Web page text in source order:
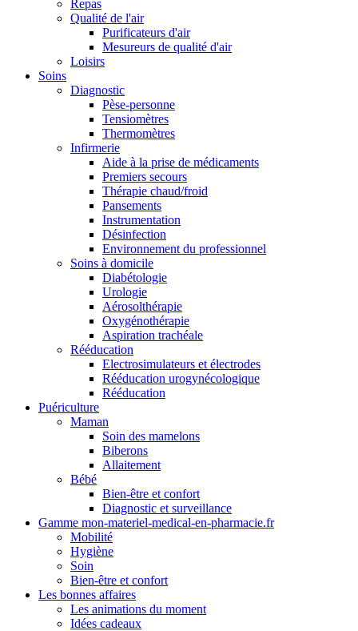
Repas
Qualité de l'air
Purificateurs d'air
Mesureurs de qualité d'air
Loisirs
Soins
Diagnostic
Pèse-personne
Tensiomètres
Thermomètres
Infirmerie
Aide à la prise de médicaments
Premiers secours
Thérapie chaud/froid
Pansements
Instrumentation
Désinfection
Environnement du professionnel
Soins à domicile
Diabétologie
Urologie
Aérosolthérapie
Oxygénothérapie
Aspiration trachéale
Rééducation
Electrosimulateurs et électrodes
Rééducation urogynécologique
Rééducation
Puériculture
Maman
Soin des mamelons
Biberons
Allaitement
Bébé
Bien-être et confort
Diagnostic et surveillance
Gamme mon-materiel-medical-en-pharmacie.fr
Mobilité
Hygiène
Soin
Bien-être et confort
Les bonnes affaires
Les animations du moment
Idées cadeaux